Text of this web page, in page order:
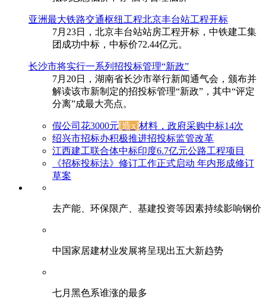
亚洲最大铁路交通枢纽工程北京丰台站工程开标
7月23日，北京丰台站站房工程开标，中铁建工集
团成功中标，中标价72.44亿元。
长沙市将实行一系列招投标管理“新政”
7月20日，湖南省长沙市举行新闻通气会，颁布并
解读该市新制定的招投标管理“新政”，其中“评定
分离”成最大亮点。
假公司花3000元[造x]材料，政府采购中标14次
绍兴市招标办积极推进招投标监管改革
江西建工联合体中标印度6.7亿元公路工程项目
《招标投标法》修订工作正式启动 年内形成修订
草案
去产能、环保限产、基建投资等因素持续影响钢价
中国家居建材业发展将呈现出五大新趋势
七月黑色系谁涨的最多